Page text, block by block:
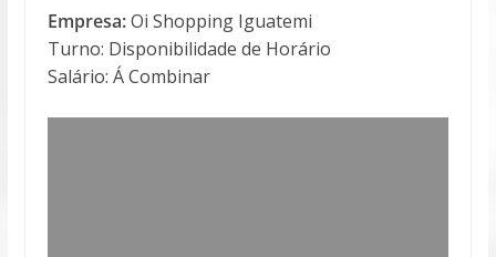
Empresa:Oi Shopping Iguatemi
Turno: Disponibilidade de Horário
Salário: Á Combinar